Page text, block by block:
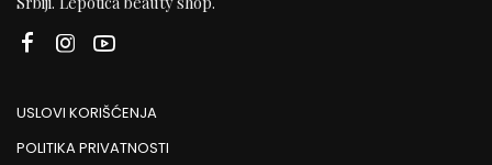
USLOVI KORIŠĆENJA
POLITIKA PRIVATNOSTI